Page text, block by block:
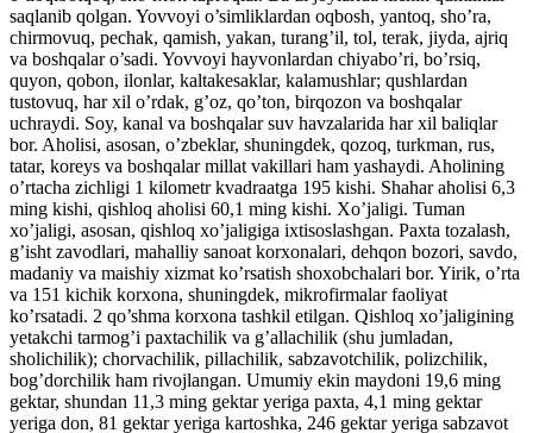
saqlanib qolgan. Yovvoyi o’simliklardan oqbosh, yantoq, sho’ra,
chirmovuq, pechak, qamish, yakan, turang’il, tol, terak, jiyda, ajriq
va boshqalar o’sadi. Yovvoyi hayvonlardan chiyabo’ri, bo’rsiq,
quyon, qobon, ilonlar, kaltakesaklar, kalamushlar; qushlardan
tustovuq, har xil o’rdak, g’oz, qo’ton, birqozon va boshqalar
uchraydi. Soy, kanal va boshqalar suv havzalarida har xil baliqlar
bor. Aholisi, asosan, o’zbeklar, shuningdek, qozoq, turkman, rus,
tatar, koreys va boshqalar millat vakillari ham yashaydi. Aholining
o’rtacha zichligi 1 kilometr kvadraatga 195 kishi. Shahar aholisi 6,3
ming kishi, qishloq aholisi 60,1 ming kishi. Xo’jaligi. Tuman
xo’jaligi, asosan, qishloq xo’jaligiga ixtisoslashgan. Paxta tozalash,
g’isht zavodlari, mahalliy sanoat korxonalari, dehqon bozori, savdo,
madaniy va maishiy xizmat ko’rsatish shoxobchalari bor. Yirik, o’rta
va 151 kichik korxona, shuningdek, mikrofirmalar faoliyat
ko’rsatadi. 2 qo’shma korxona tashkil etilgan. Qishloq xo’jaligining
yetakchi tarmog’i paxtachilik va g’allachilik (shu jumladan,
sholichilik); chorvachilik, pillachilik, sabzavotchilik, polizchilik,
bog’dorchilik ham rivojlangan. Umumiy ekin maydoni 19,6 ming
gektar, shundan 11,3 ming gektar yeriga paxta, 4,1 ming gektar
yeriga don, 81 gektar yeriga kartoshka, 246 gektar yeriga sabzavot